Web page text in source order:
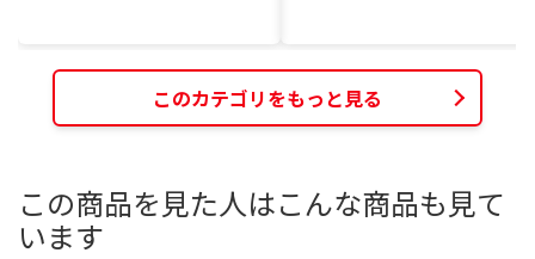
このカテゴリをもっと見る
この商品を見た人はこんな商品も見て
います